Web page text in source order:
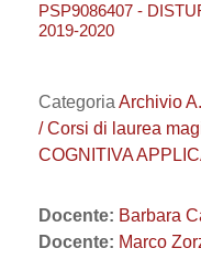
PSP9086407 -
2019-2020
Categoria Archivio
/ Corsi di laurea
COGNITIVA
Docente: Barbara
Docente: Marco